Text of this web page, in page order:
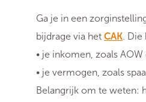
Ga je in een
bijdrage via het CAK. Die
• je inkomen, zoals
• je vermogen, zoals
Belangrijk om te weten: